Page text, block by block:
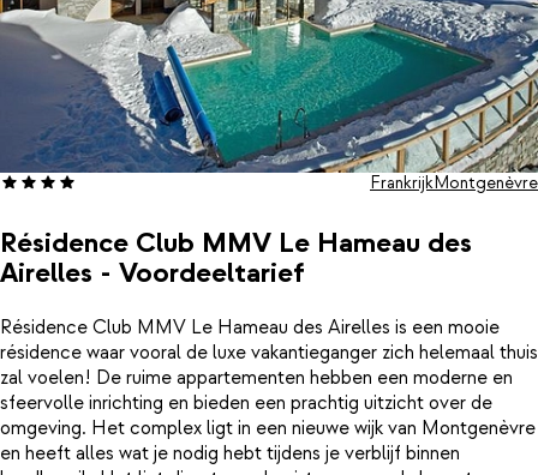
Résidence Club MMV Le Hameau des
Airelles - Voordeeltarief
FrankrijkMontgenèvre
Résidence Club MMV Le Hameau des Airelles is een mooie
résidence waar vooral de luxe vakantieganger zich helemaal thuis
zal voelen! De ruime appartementen hebben een moderne en
sfeervolle inrichting en bieden een prachtig uitzicht over de
omgeving. Het complex ligt in een nieuwe wijk van Montgenèvre
en heeft alles wat je nodig hebt tijdens je verblijf binnen